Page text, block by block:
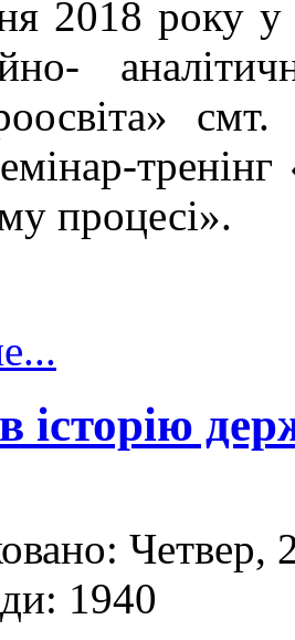
2018 року
смт.
процесі».
історію
Четвер,
1940